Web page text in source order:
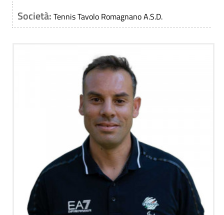
Società: Tennis Tavolo Romagnano A.S.D.